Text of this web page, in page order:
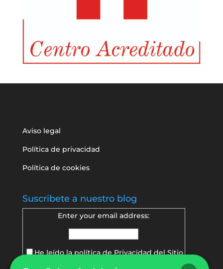
Aviso legal
Política de privacidad
Política de cookies
Suscribete a nuestro blog
Enter your email address:
He leído la política dePrivacidad del Sitio